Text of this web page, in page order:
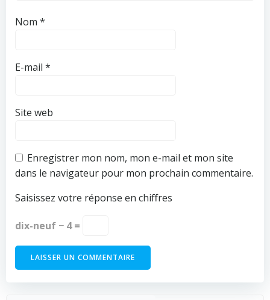
Nom *
E-mail *
Site web
Enregistrer mon nom, mon e-mail et mon site
dans le navigateur pour mon prochain commentaire.
Saisissez votre réponse en chiffres
dix-neuf − 4 =